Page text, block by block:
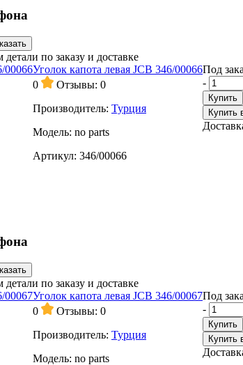
по заказу и доставке
Уголок капота левая JCB 346/00066
0
Отзывы: 0
Производитель: Турция
Модель: no parts
Артикул: 346/00066
Под
-
Купить
Купить
по заказу и доставке
Уголок капота левая JCB 346/00067
0
Отзывы: 0
Производитель: Турция
Модель: no parts
Под
-
Купить
Купить